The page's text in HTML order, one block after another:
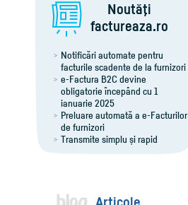
Noutăţi
factureaza.ro
Notificări automate pentru
facturile scadente de la furnizori
e-Factura B2C devine
obligatorie începând cu 1
ianuarie 2025
Preluare automată a e-Facturilor
de furnizori
Transmite simplu și rapid
notificările RO e-Transport
adaptat